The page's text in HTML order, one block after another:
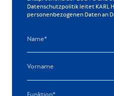
Datenschutzpolitik leitet KARL
personenbezogenen Daten an